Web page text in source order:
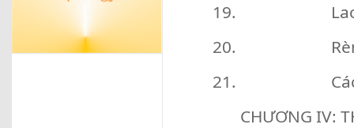
19. Lao động
20. Rèn
21. Các bài
CHƯƠNG IV: